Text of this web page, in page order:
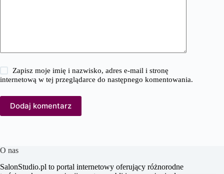
Zapisz moje imię i nazwisko, adres e-mail i stronę
internetową w tej przeglądarce do następnego komentowania.
Dodaj komentarz
O nas
SalonStudio.pl to portal internetowy oferujący różnorodne